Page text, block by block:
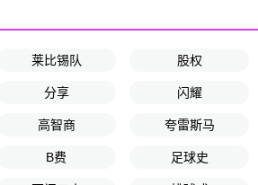
莱比锡队 股权
分享 闪耀
高智商 夸雷斯马
B费 足球史